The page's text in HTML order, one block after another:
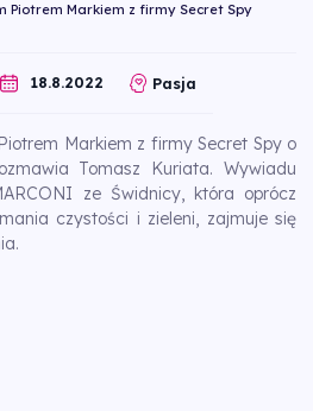
Piotrem Markiem z firmy Secret Spy
18.8.2022 Pasja
Markiem z firmy Secret Spy o
Tomasz Kuriata. Wywiadu
ze Świdnicy, która oprócz
czystości i zieleni, zajmuje się